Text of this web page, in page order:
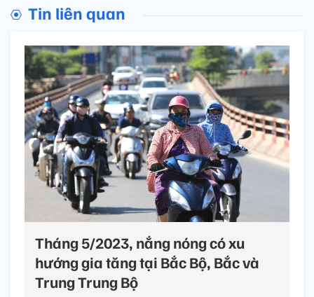
Tin liên quan
Tháng 5/2023, nắng nóng có xu
hướng gia tăng tại Bắc Bộ, Bắc và
Trung Trung Bộ